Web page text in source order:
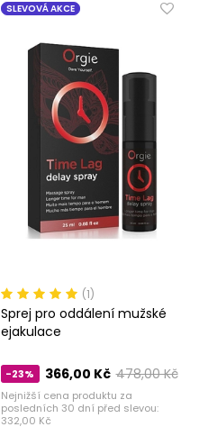
SLEVOVÁ AKCE
(1)
Sprej pro oddálení mužské
ejakulace
-23% 478,00 Kč
366,00 Kč
Nejnižší cena produktu za
posledních 30 dní před slevou:
332,00 Kč